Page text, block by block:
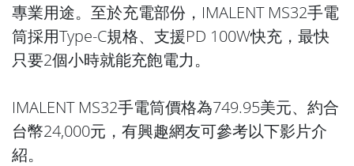
專業用途。至於充電部份，IMALENT MS32手電
筒採用Type-C規格、支援PD 100W快充，最快
只要2個小時就能充飽電力。
IMALENT MS32手電筒價格為749.95美元、約合
台幣24,000元，有興趣網友可參考以下影片介
紹。